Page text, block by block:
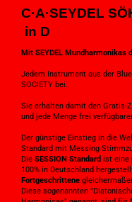
C·A·SEYDEL
in D
Mit SEYDEL Mundharmonikas
Jedem Instrument aus der
SOCIETY bei.
Sie erhalten damit den Gratis-
und jede Menge frei
Der günstige Einstieg in die
Standard mit Messing
Die SESSION Standard ist eine
100% in Deutschland
Fortgeschrittene
Diese sogenannten